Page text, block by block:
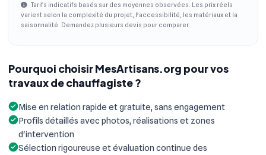
Tarifs indicatifs basés sur des moyennes observées. Les prix réels
varient selon la complexité du projet, l'accessibilité, les matériaux et la
saisonnalité. Demandez plusieurs devis pour comparer.
Pourquoi choisir MesArtisans.org pour vos
travaux de chauffagiste ?
Mise en relation rapide et gratuite, sans engagement
Profils détaillés avec photos, réalisations et zones
d'intervention
Sélection rigoureuse et évaluation continue des